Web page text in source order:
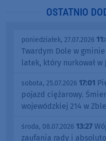
OSTATNIO
poniedziałek, 27.07.2026
Twardym Dole w
latek, który nurkował
sobota, 25.07.2026 17:01
pojazd ciężarowy.
wojewódzkiej 214 w
środa, 08.07.2026 13:27
zaufania rady i